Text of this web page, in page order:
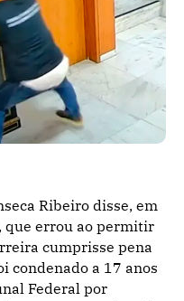
Ribeiro disse, em
que errou ao permitir
cumprisse pena
condenado a 17 anos
Federal por